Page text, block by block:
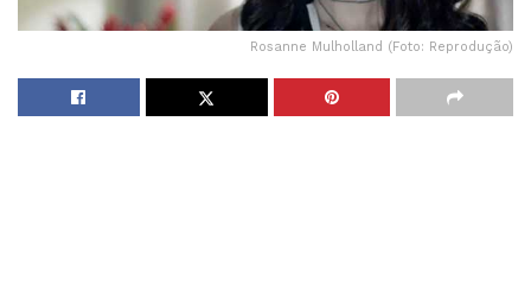
Rosanne Mulholland (Foto: Reprodução)